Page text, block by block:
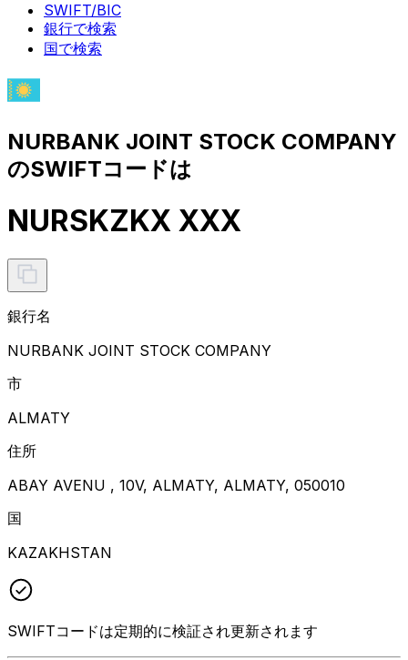
SWIFT/BIC
銀行で検索
国で検索
NURBANK JOINT STOCK COMPANY
のSWIFTコードは
NURSKZKX XXX
銀行名
NURBANK JOINT STOCK COMPANY
市
ALMATY
住所
ABAY AVENU , 10V, ALMATY, ALMATY, 050010
国
KAZAKHSTAN
SWIFTコードは定期的に検証され更新されます